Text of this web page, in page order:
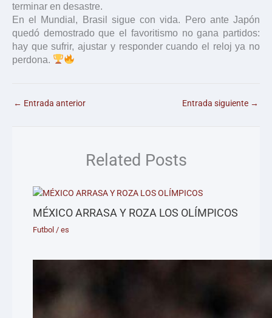
terminar en desastre.
En el Mundial, Brasil sigue con vida. Pero ante Japón
quedó demostrado que el favoritismo no gana partidos:
hay que sufrir, ajustar y responder cuando el reloj ya no
perdona.
← Entrada anterior Entrada siguiente →
Related Posts
MÉXICO ARRASA Y ROZA LOS OLÍMPICOS
Futbol /es